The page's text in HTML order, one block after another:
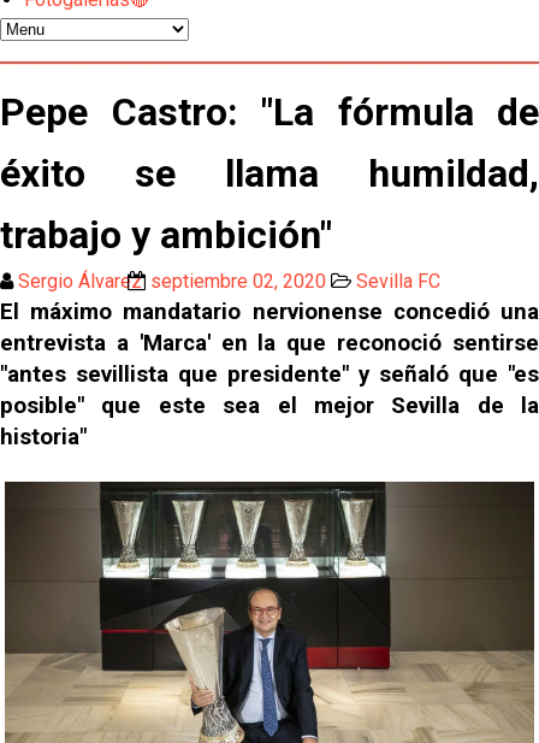
El Sevilla FC pregunta al Atlético de Madrid por la
situación de Iker Luque
Nico Guillén:"Es importante que el equipo sea una
familia y se refleje en el campo"
El Sevilla oficializa el traspaso de Sow
Miguel Sierra: La temporada pasada se vio
reflejado que podemos tirar para delante y
trabajamos con ilusión
Diomande ya es madridista mientras Rodri agita el
mercado
OFICIAL | Juanlu se marcha al Bournemouth
Los posibles herederos del número 16 tras la
marcha de Juanlu
Alberto Flores, muy cerca de convertirse en nuevo
jugador del Granada CF
El Granada negocia con el Sevilla FC por Alberto
Flores
El Sevilla continúa con despidos y rechaza una
oferta de 420 millones por el club
Pepe Castro: "La fórmula de
éxito se llama humildad,
trabajo y ambición"
Sergio Álvarez septiembre 02, 2020 Sevilla FC
El máximo mandatario nervionense concedió una
entrevista a 'Marca' en la que reconoció sentirse
"antes sevillista que presidente" y señaló que "es
posible" que este sea el mejor Sevilla de la
historia"